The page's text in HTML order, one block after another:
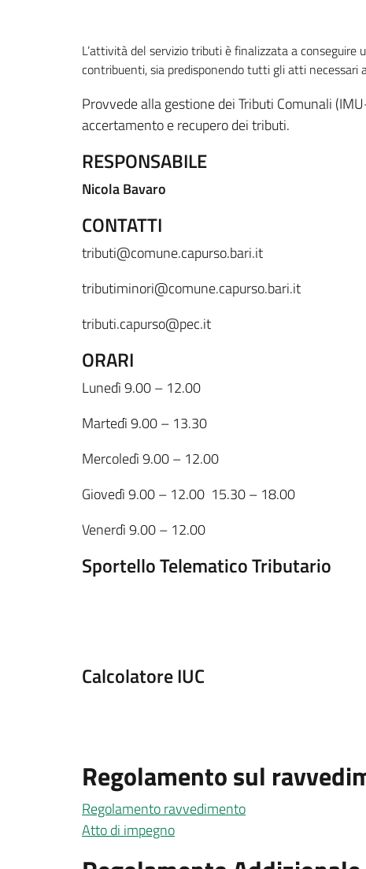
L’attività del servizio tributi è finalizzata a
contribuenti, sia predisponendo tutti gli atti
Provvede alla gestione dei Tributi Comunali
accertamento e recupero dei tributi.
RESPONSABILE
Nicola Bavaro
CONTATTI
tributi@comune.capurso.bari.it
tributiminori@comune.capurso.bari.it
tributi.capurso@pec.it
ORARI
Lunedì 9.00 – 12.00
Martedì 9.00 – 13.30
Mercoledì 9.00 – 12.00
Giovedì 9.00 – 12.00 15.30 – 18.00
Venerdì 9.00 – 12.00
Sportello Telematico Tributario
Calcolatore IUC
Regolamento sul
Regolamento ravvedimento
Atto di impegno